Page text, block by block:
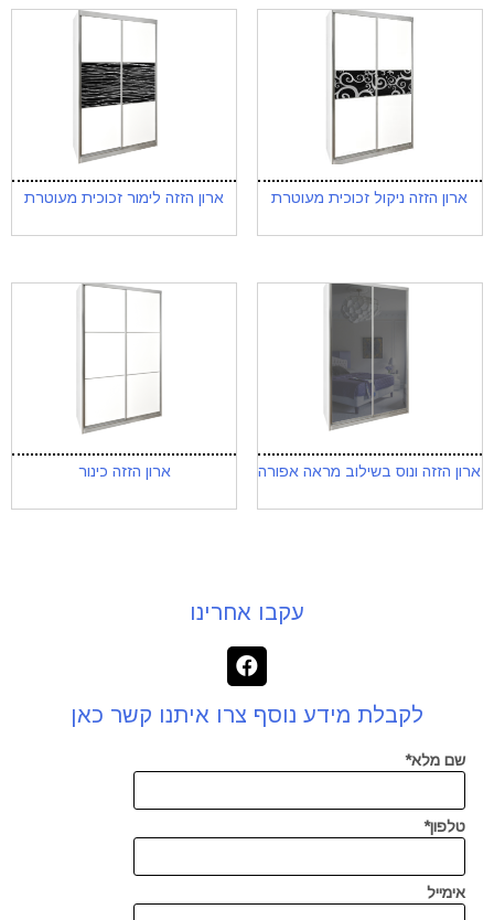
ארון הזזה ניקול זכוכית מעוטרת ארון הזזה לימור זכוכית מעוטרת
ארון הזזה ונוס בשילוב מראה אפורה ארון הזזה כינור
עקבו אחרינו
לקבלת מידע נוסף צרו איתנו קשר כאן
שם מלא*
טלפון*
אימייל